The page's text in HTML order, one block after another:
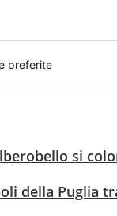
preferite
si
della Puglia